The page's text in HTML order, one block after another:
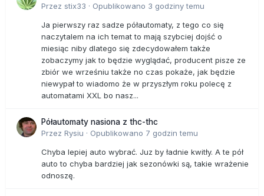
Przez stix33 · Opublikowano 3 godziny temu
Ja pierwszy raz sadze półautomaty, z tego co się
naczytalem na ich temat to mają szybciej dojść o
miesiąc niby dlatego się zdecydowałem także
zobaczymy jak to będzie wyglądać, producent pisze ze
zbiór we wrześniu także no czas pokaże, jak będzie
niewypał to wiadomo że w przyszłym roku polecę z
automatami XXL bo nasz...
Półautomaty nasiona z thc-thc
Przez Rysiu · Opublikowano 7 godzin temu
Chyba lepiej auto wybrać. Juz by ładnie kwitły. A te pół
auto to chyba bardziej jak sezonówki są, takie wrażenie
odnoszę.